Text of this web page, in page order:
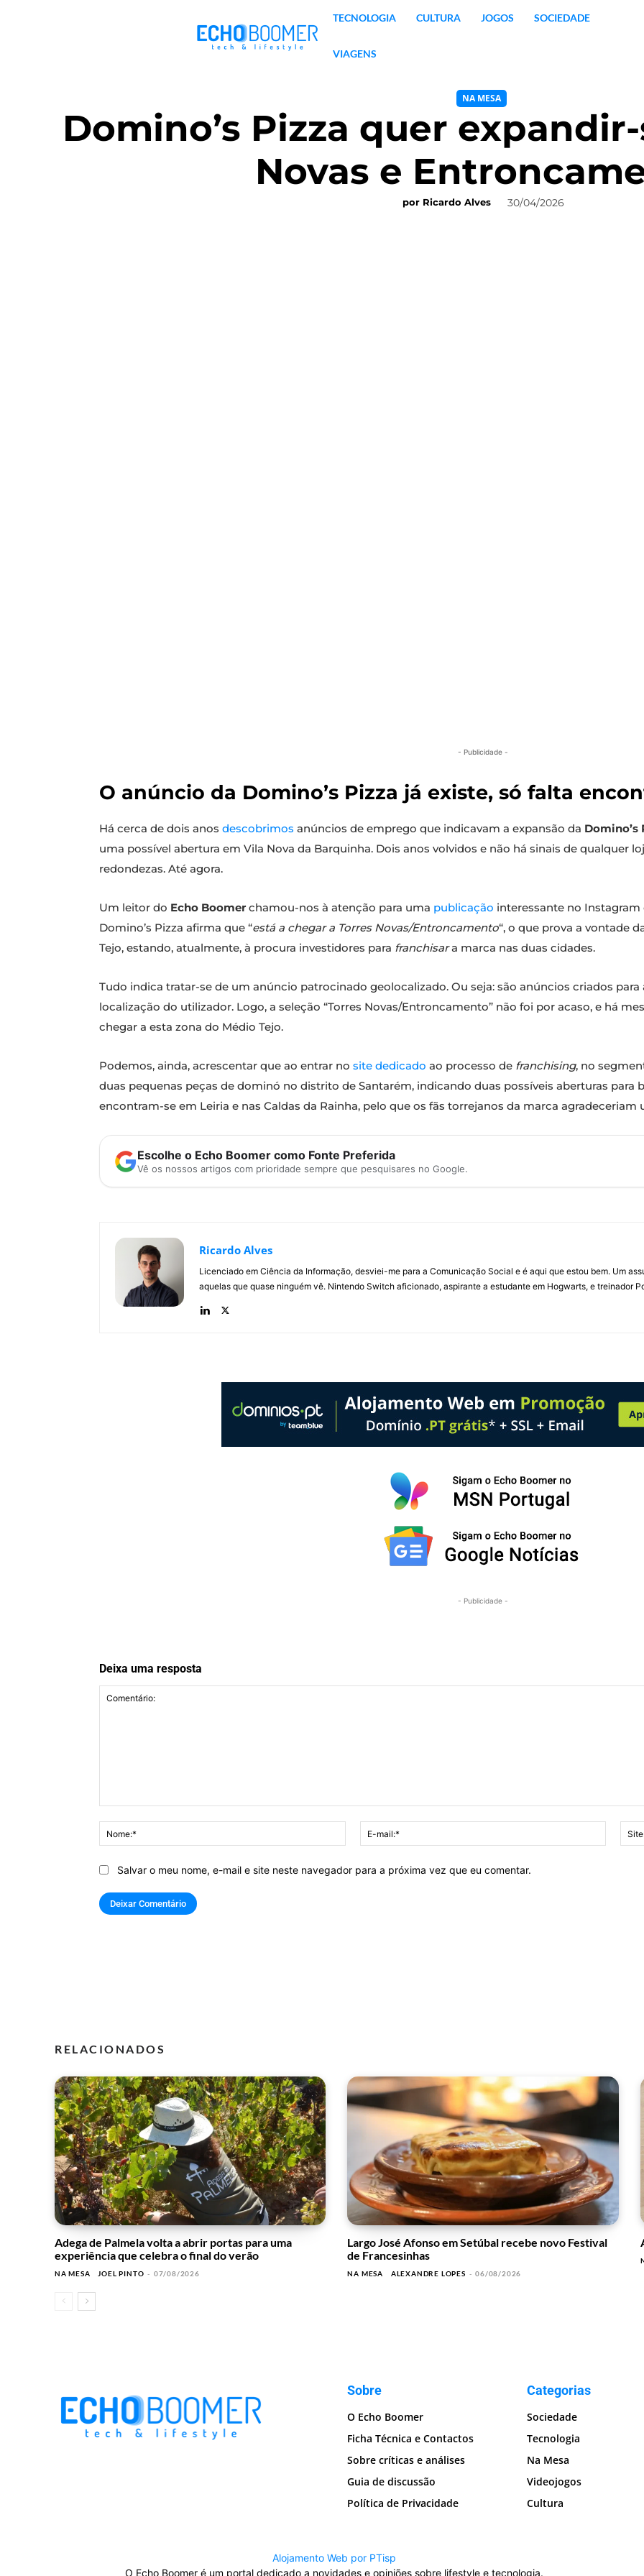
TECNOLOGIA CULTURA JOGOS SOCIEDADE
VIAGENS
NA MESA
Domino’s Pizza quer
Novas e
por Ricardo Alves 30/04/2026
- Publicidade -
O anúncio da Domino’s Pizza já existe, só falta
Há cerca de dois anos descobrimos anúncios de emprego que indicavam a expansão da Domino’s
uma possível abertura em Vila Nova da Barquinha. Dois anos volvidos e não há sinais de qualquer
redondezas. Até agora.
Um leitor do Echo Boomer chamou-nos à atenção para uma publicação interessante no Instagram
Domino’s Pizza afirma que “está a chegar a Torres Novas/Entroncamento“, o que prova a vontade
Tejo, estando, atualmente, à procura investidores para franchisara marca nas duas cidades.
Tudo indica tratar-se de um anúncio patrocinado geolocalizado. Ou seja: são anúncios criados
localização do utilizador. Logo, a seleção “Torres Novas/Entroncamento” não foi por acaso, e há
chegar a esta zona do Médio Tejo.
Podemos, ainda, acrescentar que ao entrar no site dedicado ao processo de franchising, no
duas pequenas peças de dominó no distrito de Santarém, indicando duas possíveis aberturas para
encontram-se em Leiria e nas Caldas da Rainha, pelo que os fãs torrejanos da marca agradeceriam
Escolhe o Echo Boomer como Fonte Preferida
Vê os nossos artigos com prioridade sempre que pesquisares no Google.
Ricardo Alves
Licenciado em Ciência da Informação, desviei-me para a Comunicação Social e é aqui que estou bem. Um
aquelas que quase ninguém vê. Nintendo Switch aficionado, aspirante a estudante em Hogwarts, e treinador
- Publicidade -
Deixa uma resposta
Nome:*
mail:*
Salvar o meu nome, e-mail e site neste navegador para a próxima vez que eu comentar.
RELACIONADOS
Adega de Palmela volta a abrir portas para uma
experiência que celebra o final do verão
NA MESA JOEL PINTO - 07/08/2026
Largo José Afonso em Setúbal recebe novo Festival
de Francesinhas
NA MESA ALEXANDRE LOPES - 06/08/2026
Sobre
O Echo Boomer
Ficha Técnica e Contactos
Sobre críticas e análises
Guia de discussão
Política de Privacidade
Categorias
Sociedade
Tecnologia
Na Mesa
Videojogos
Cultura
Alojamento Web por PTisp
O Echo Boomer é um portal dedicado a novidades e opiniões sobre lifestyle e tecnologia.